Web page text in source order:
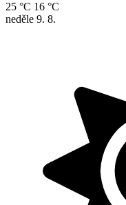
25 °C 16 °C
neděle 9. 8.